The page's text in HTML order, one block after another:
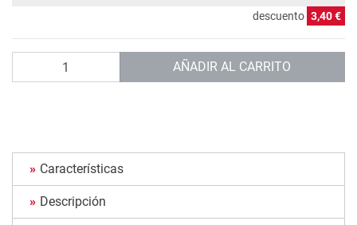
descuento 3,40 €
AÑADIR AL CARRITO
Características
Descripción